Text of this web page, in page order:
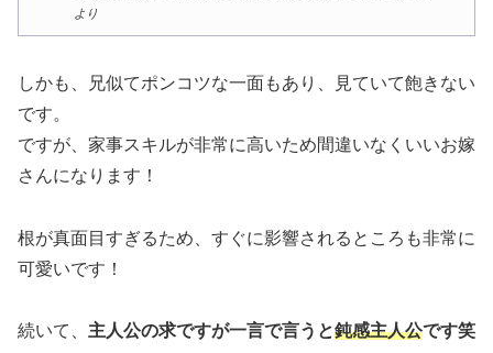
より
しかも、兄似てポンコツな一面もあり、見ていて飽きない
です。
ですが、家事スキルが非常に高いため間違いなくいいお嫁
さんになります！
根が真面目すぎるため、すぐに影響されるところも非常に
可愛いです！
続いて、 主人公の求ですが一言で言うと鈍感主人公です笑